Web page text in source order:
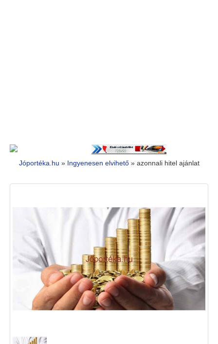
Jóportéka.hu » Ingyenesen elvihető » azonnali hitel ajánlat